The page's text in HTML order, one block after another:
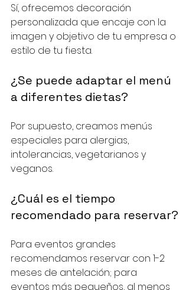
Sí, ofrecemos decoración
personalizada que encaje con la
imagen y objetivo de tu empresa o
estilo de tu fiesta.
¿Se puede adaptar el menú
a diferentes dietas?
Por supuesto, creamos menús
especiales para alergias,
intolerancias, vegetarianos y
veganos.
¿Cuál es el tiempo
recomendado para reservar?
Para eventos grandes
recomendamos reservar con 1-2
meses de antelación; para
eventos más pequeños, al menos